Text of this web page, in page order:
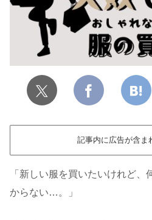
記事内に広告が含ま
「新しい服を買いたいけれど
からない…。」